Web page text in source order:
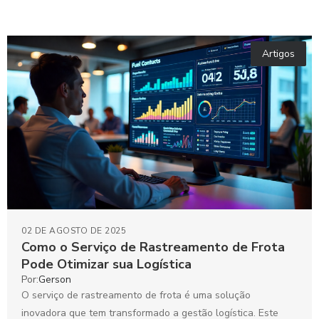
Artigos
Como o Serviço de Rastreamento de Frota
Pode Otimizar sua Logística
02 DE AGOSTO DE 2025
Por:Gerson
O serviço de rastreamento de frota é uma solução
inovadora que tem transformado a gestão logística. Este